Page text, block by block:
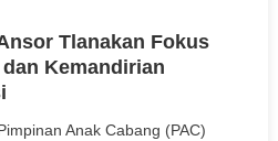
Tlanakan Fokus
Kemandirian
Anak Cabang (PAC)